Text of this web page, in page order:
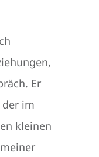
Er
im
kleinen